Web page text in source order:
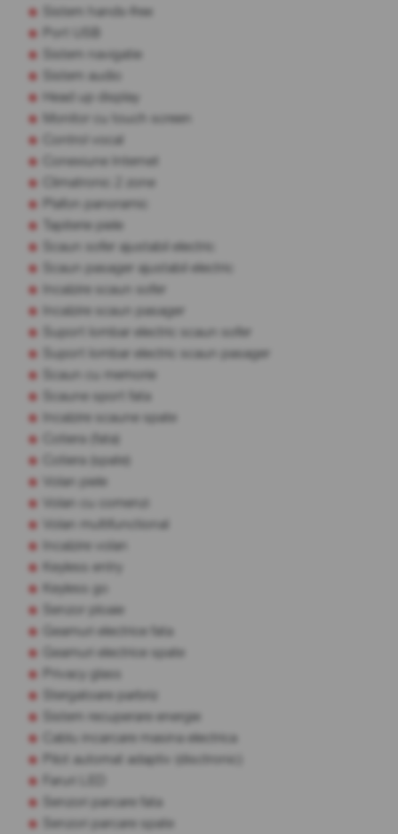
Sistem hands-free
Port USB
Sistem navigatie
Sistem audio
Head up display
Monitor cu touch screen
Control vocal
Conexiune Internet
Climatronic 2 zone
Plafon panoramic
Tapiterie piele
Scaun sofer ajustabil electric
Scaun pasager ajustabil electric
Incalzire scaun sofer
Incalzire scaun pasager
Suport lombar electric scaun sofer
Suport lombar electric scaun pasager
Scaun cu memorie
Scaune sport fata
Incalzire scaune spate
Cotiera (fata)
Cotiera (spate)
Volan piele
Volan cu comenzi
Volan multifunctional
Incalzire volan
Keyless entry
Keyless go
Senzor ploaie
Geamuri electrice fata
Geamuri electrice spate
Privacy glass
Stergatoare parbriz
Sistem recuperare energie
Cablu incarcare masina electrica
Pilot automat adaptiv (disctronic)
Faruri LED
Senzori parcare fata
Senzori parcare spate